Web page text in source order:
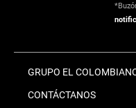
GRUPO EL
CONTÁCTANOS